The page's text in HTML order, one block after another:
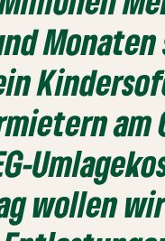
am
wollen